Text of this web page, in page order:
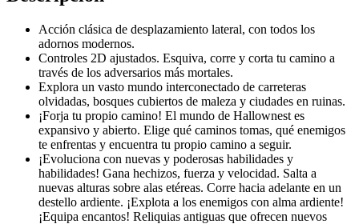
Acción clásica de desplazamiento lateral, con todos los
adornos modernos.
Controles 2D ajustados. Esquiva, corre y corta tu camino a
través de los adversarios más mortales.
Explora un vasto mundo interconectado de carreteras
olvidadas, bosques cubiertos de maleza y ciudades en ruinas.
¡Forja tu propio camino! El mundo de Hallownest es
expansivo y abierto. Elige qué caminos tomas, qué enemigos
te enfrentas y encuentra tu propio camino a seguir.
¡Evoluciona con nuevas y poderosas habilidades y
habilidades! Gana hechizos, fuerza y velocidad. Salta a
nuevas alturas sobre alas etéreas. Corre hacia adelante en un
destello ardiente. ¡Explota a los enemigos con alma ardiente!
¡Equipa encantos! Reliquias antiguas que ofrecen nuevos